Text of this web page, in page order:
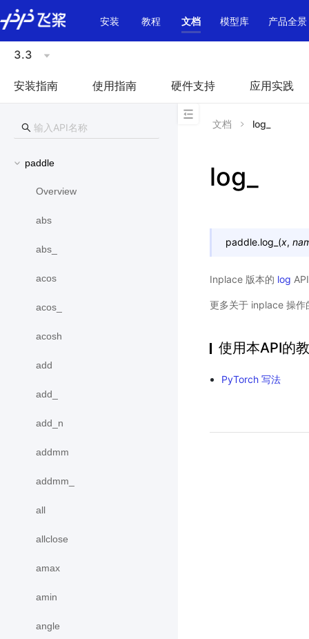
\u200E
安装
教程 文档 模型库 产品全景
3.3
安装指南 使用指南 硬件支持 应用实践
paddle
Overview
abs
abs_
acos
acos_
acosh
add
add_
add_n
addmm
addmm_
all
allclose
amax
amin
angle
文档 log_
log_
paddle.log_ (x,
Inplace 版本的 log
更多关于 inplace 操
使用本API的
PyTorch 写法